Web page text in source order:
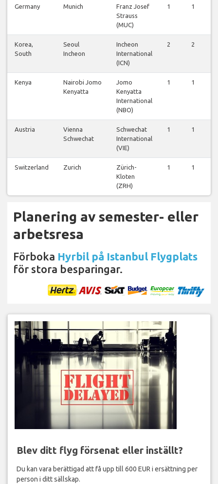
Germany Munich
Franz Josef
Strauss
(MUC)
1 1
Korea,
South
Seoul
Incheon
Incheon
International
(ICN)
2 2
Kenya
Nairobi Jomo
Kenyatta
Jomo
Kenyatta
International
(NBO)
1 1
Austria
Vienna
Schwechat
Schwechat
International
(VIE)
1 1
Switzerland Zurich
Zürich-
Kloten
(ZRH)
1 1
Planering av semester- eller
arbetsresa
Förboka Hyrbil på Istanbul Flygplats
för stora besparingar.
Blev ditt flyg försenat eller inställt?
Du kan vara berättigad att få upp till 600 EUR i ersättning per
person i ditt sällskap.